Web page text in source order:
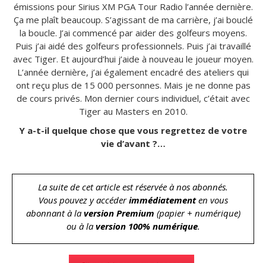
émissions pour Sirius XM PGA Tour Radio l’année dernière.
Ça me plaît beaucoup. S’agissant de ma carrière, j’ai bouclé
la boucle. J’ai commencé par aider des golfeurs moyens.
Puis j’ai aidé des golfeurs professionnels. Puis j’ai travaillé
avec Tiger. Et aujourd’hui j’aide à nouveau le joueur moyen.
L’année dernière, j’ai également encadré des ateliers qui
ont reçu plus de 15 000 personnes. Mais je ne donne pas
de cours privés. Mon dernier cours individuel, c’était avec
Tiger au Masters en 2010.
Y a-t-il quelque chose que vous regrettez de votre
vie d’avant ?…
La suite de cet article est réservée à nos abonnés.
Vous pouvez y accéderimmédiatementen vous
abonnant à la version Premium (papier + numérique)
ou à la version 100% numérique.